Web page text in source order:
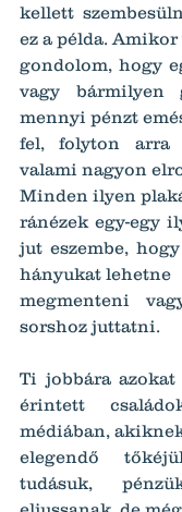
kellett
ez a példa.
gondolom, hogy
vagy bármilyen
mennyi pénzt
fel, folyton arra
valami nagyon
Minden ilyen
ránézek egy-egy
jut eszembe,
hányukat lehetne
megmenteni
sorshoz juttatni.
Ti jobbára azokat
érintett
médiában,
elegendő
tudásuk,